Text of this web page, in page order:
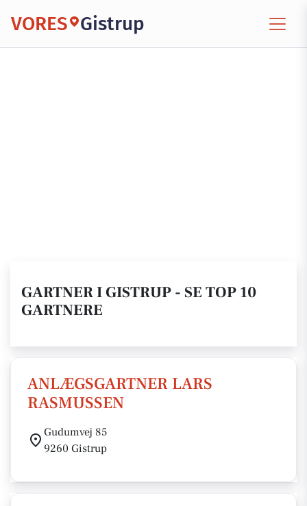
VORES Gistrup
GARTNER I GISTRUP - SE TOP 10
GARTNERE
ANLÆGSGARTNER LARS
RASMUSSEN
Gudumvej 85
9260 Gistrup